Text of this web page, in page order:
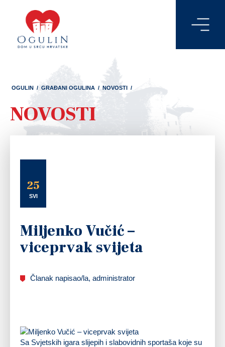
OGULIN / GRAĐANI OGULINA / NOVOSTI /
NOVOSTI
25
SVI
Miljenko Vučić –
viceprvak svijeta
Članak napisao/la, administrator
Sa Svjetskih igara slijepih i slabovidnih sportaša koje su